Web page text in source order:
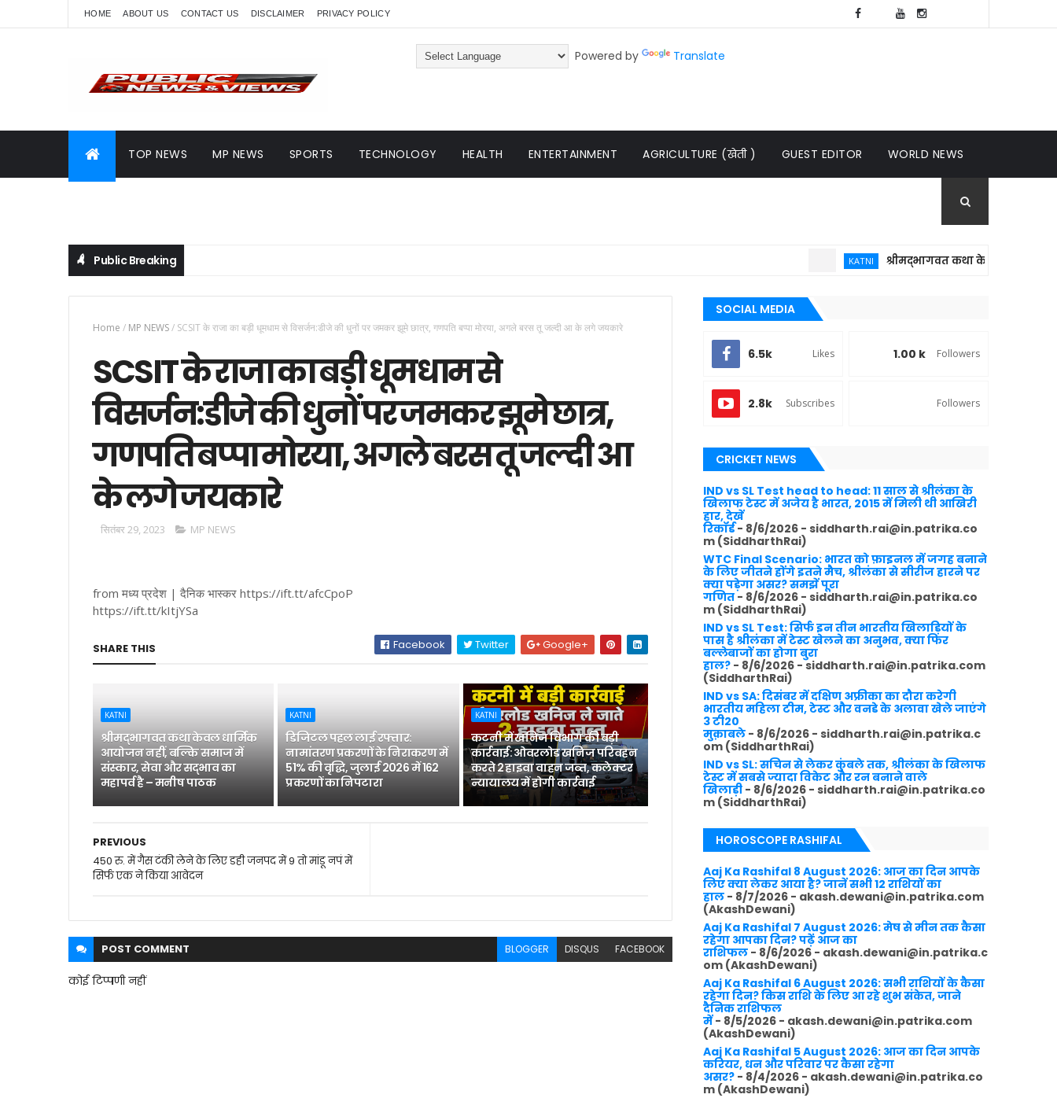
HOME ABOUT US CONTACT US DISCLAIMER PRIVACY POLICY
Powered by Translate
TOP NEWS MP NEWS SPORTS TECHNOLOGY HEALTH ENTERTAINMENT AGRICULTURE (खेती ) GUEST EDITOR WORLD NEWS
Public Breaking श्रीमद्भागवत कथा केवल धार्मिक आयोजन
Home / MP NEWS/ SCSIT के राजा का बड़ी धूमधाम से विसर्जन:डीजे की धुनों पर जमकर झूमे छात्र, गणपति बप्पा मोरया, अगले बरस तू जल्दी आ के लगे जयकारे
SCSIT के राजा का बड़ी धूमधाम से
विसर्जन:डीजे की धुनों पर जमकर झूमे छात्र,
गणपति बप्पा मोरया, अगले बरस तू जल्दी आ
के लगे जयकारे
सितंबर 29, 2023 MP NEWS
from मध्य प्रदेश | दैनिक भास्कर https://ift.tt/afcCpoP
https://ift.tt/kItjYSa
SHARE THIS Facebook Twitter Google+
KATNI
श्रीमद्भागवत कथा केवल धार्मिक
आयोजन नहीं, बल्कि समाज में
संस्कार, सेवा और सद्भाव का
महापर्व है – मनीष पाठक
KATNI
डिजिटल पहल लाई रफ्तार:
नामांतरण प्रकरणों के निराकरण में
51% की वृद्धि, जुलाई 2026 में 162
प्रकरणों का निपटारा
KATNI
कटनी में खनिज विभाग की बड़ी
कार्रवाई: ओवरलोड खनिज परिवहन
करते 2 हाइवा वाहन जब्त, कलेक्टर
न्यायालय में होगी कार्रवाई
PREVIOUS
450 रु. में गैस टंकी लेने के लिए डही जनपद में 9 तो मांडू नपं में
सिर्फ एक ने किया आवेदन
POST COMMENT BLOGGER DISQUS FACEBOOK
कोई टिप्पणी नहीं
SOCIAL MEDIA
6.5k Likes 1.00 k Followers
2.8k Subscribes Followers
CRICKET NEWS
IND vs SL Test head to head: 11 साल से श्रीलंका के
खिलाफ टेस्ट में अजेय है भारत, 2015 में मिली थी आखिरी
हार, देखें
रिकॉर्ड- 8/6/2026 - siddharth.rai@in.patrika.co
m (SiddharthRai)
WTC Final Scenario: भारत को फ़ाइनल में जगह बनाने
के लिए जीतने होंगे इतने मैच, श्रीलंका से सीरीज हारने पर
क्या पड़ेगा असर? समझें पूरा
गणित- 8/6/2026 - siddharth.rai@in.patrika.co
m (SiddharthRai)
IND vs SL Test: सिर्फ इन तीन भारतीय खिलाड़ियों के
पास है श्रीलंका में टेस्ट खेलने का अनुभव, क्या फिर
बल्लेबाजों का होगा बुरा
हाल? - 8/6/2026 - siddharth.rai@in.patrika.com
(SiddharthRai)
IND vs SA: दिसंबर में दक्षिण अफ्रीका का दौरा करेगी
भारतीय महिला टीम, टेस्ट और वनडे के अलावा खेले जाएंगे
3 टी20
मुक़ाबले - 8/6/2026 - siddharth.rai@in.patrika.c
om (SiddharthRai)
IND vs SL: सचिन से लेकर कुंबले तक, श्रीलंका के खिलाफ
टेस्ट में सबसे ज्यादा विकेट और रन बनाने वाले
खिलाड़ी - 8/6/2026 - siddharth.rai@in.patrika.co
m (SiddharthRai)
HOROSCOPE RASHIFAL
Aaj Ka Rashifal 8 August 2026: आज का दिन आपके
लिए क्या लेकर आया है? जानें सभी 12 राशियों का
हाल - 8/7/2026 - akash.dewani@in.patrika.com
(AkashDewani)
Aaj Ka Rashifal 7 August 2026: मेष से मीन तक कैसा
रहेगा आपका दिन? पढ़ें आज का
राशिफल - 8/6/2026 - akash.dewani@in.patrika.c
om (AkashDewani)
Aaj Ka Rashifal 6 August 2026: सभी राशियों के कैसा
रहेगा दिन? किस राशि के लिए आ रहे शुभ संकेत, जाने
दैनिक राशिफल
में- 8/5/2026 - akash.dewani@in.patrika.com
(AkashDewani)
Aaj Ka Rashifal 5 August 2026: आज का दिन आपके
करियर, धन और परिवार पर कैसा रहेगा
असर? - 8/4/2026 - akash.dewani@in.patrika.co
m (AkashDewani)